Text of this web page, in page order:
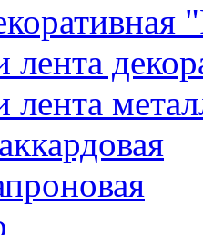
лента
лента